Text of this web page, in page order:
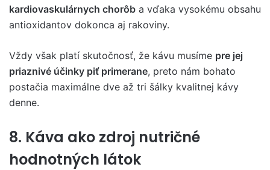
kardiovaskulárnych chorôb a vďaka vysokému obsahu
antioxidantov dokonca aj rakoviny.
Vždy však platí skutočnosť, že kávu musíme pre jej
priaznivé účinky piť primerane, preto nám bohato
postačia maximálne dve až tri šálky kvalitnej kávy
denne.
8. Káva ako zdroj nutričné
hodnotných látok